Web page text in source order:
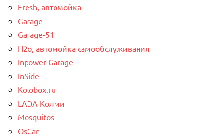
Fresh, автомойка
Garage
Garage-51
H2o, автомойка самообслуживания
Inpower Garage
InSide
Kolobox.ru
LADA Колми
Mosquitos
OsCar